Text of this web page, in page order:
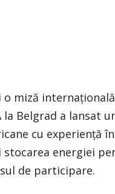
o miză
la Belgrad a lansat
cu experiență în
stocarea energiei
de participare.